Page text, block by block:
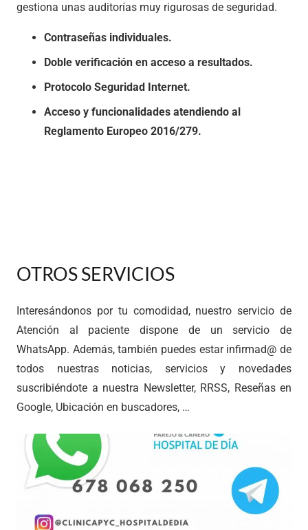
gestiona unas auditorías muy rigurosas de seguridad.
Contraseñas individuales.
Doble verificación en acceso a resultados.
Protocolo Seguridad Internet.
Acceso y funcionalidades atendiendo al
Reglamento Europeo 2016/279.
OTROS SERVICIOS
Interesándonos por tu comodidad, nuestro servicio de
Atención al paciente dispone de un servicio de
WhatsApp. Además, también puedes estar infirmad@ de
todos nuestras noticias, serviciosy novedades
suscribiéndote a nuestra Newsletter, RRSS, Reseñas en
Google, Ubicación en buscadores, …